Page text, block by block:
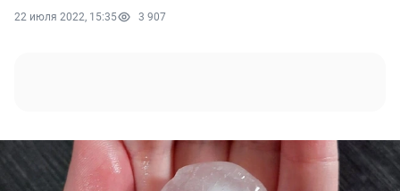
22 июля 2022, 15:35 3 907